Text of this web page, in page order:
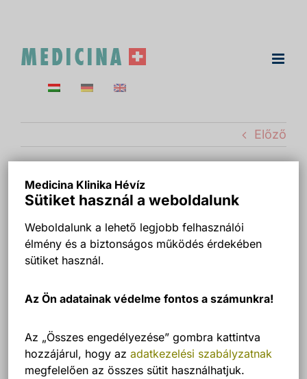
Medicina Klinika Hévíz
Sütiket használ a weboldalunk
Weboldalunk a lehető legjobb felhasználói
élmény és a biztonságos működés érdekében
sütiket használ.
Az Ön adatainak védelme fontos a számunkra!
Az „Összes engedélyezése” gombra kattintva
hozzájárul, hogy az adatkezelési szabályzatnak
megfelelően az összes sütit használhatjuk.
Előző
hevizairport
Bejegyzés megosztása facebook és